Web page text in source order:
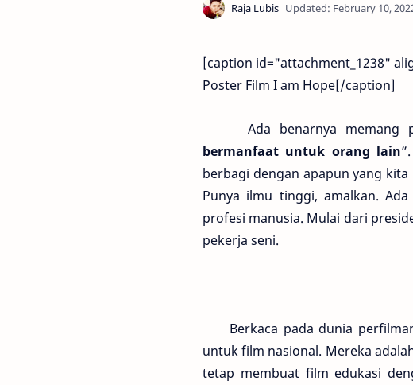
[caption id="attachment_1238"
Poster Film I am Hope[/caption]
Ada benarnya memang
bermanfaat untuk orang lain
berbagi dengan apapun yang
Punya ilmu tinggi, amalkan.
profesi manusia. Mulai dari
pekerja seni.
Berkaca pada dunia perfilman
untuk film nasional. Mereka
tetap membuat film edukasi